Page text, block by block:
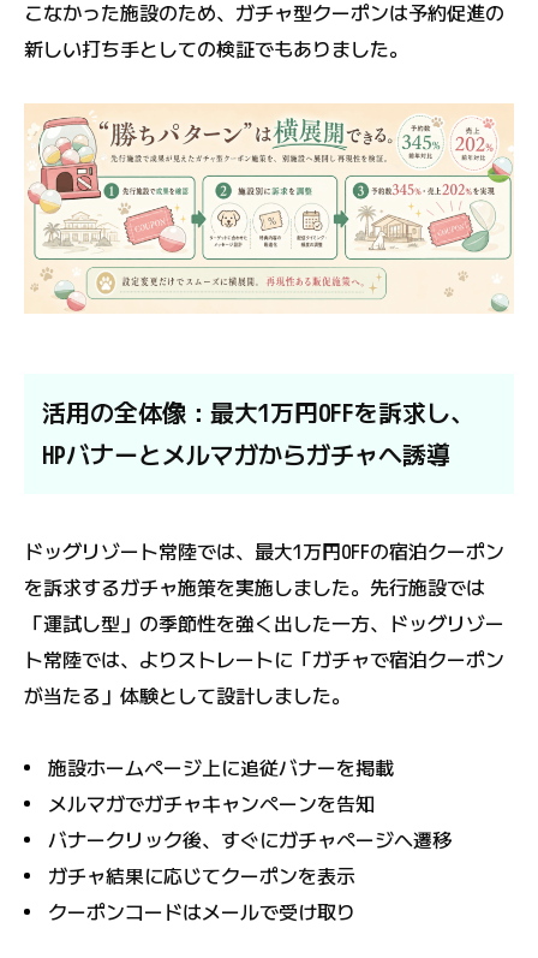
こなかった施設のため、ガチャ型クーポンは予約促進の
新しい打ち手としての検証でもありました。
活用の全体像：最大1万円OFFを訴求し、
HPバナーとメルマガからガチャへ誘導
ドッグリゾート常陸では、最大1万円OFFの宿泊クーポン
を訴求するガチャ施策を実施しました。先行施設では
「運試し型」の季節性を強く出した一方、ドッグリゾー
ト常陸では、よりストレートに「ガチャで宿泊クーポン
が当たる」体験として設計しました。
施設ホームページ上に追従バナーを掲載
メルマガでガチャキャンペーンを告知
バナークリック後、すぐにガチャページへ遷移
ガチャ結果に応じてクーポンを表示
クーポンコードはメールで受け取り